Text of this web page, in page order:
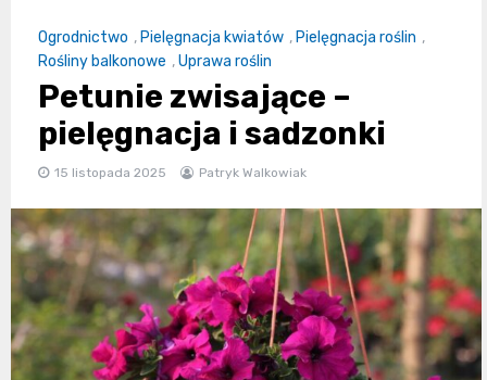
Ogrodnictwo , Pielęgnacja kwiatów , Pielęgnacja roślin ,
Rośliny balkonowe ,Uprawa roślin
Petunie zwisające –
pielęgnacja i sadzonki
15 listopada 2025 Patryk Walkowiak